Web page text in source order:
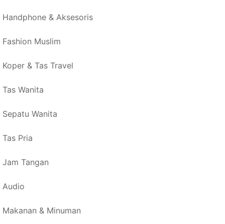
Handphone & Aksesoris
Fashion Muslim
Koper & Tas Travel
Tas Wanita
Sepatu Wanita
Tas Pria
Jam Tangan
Audio
Makanan & Minuman